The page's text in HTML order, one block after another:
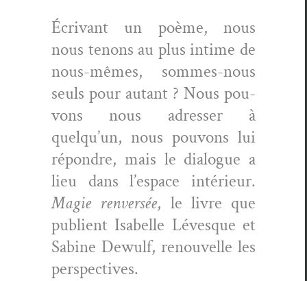
Écrivant un poème, nous
nous tenons au plus intime de
nous-mêmes, sommes-nous
seuls pour autant ? Nous pou­
vons nous adress­er à
quelqu’un, nous pou­vons lui
répon­dre, mais le dia­logue a
lieu dans l’espace intérieur.
Magie ren­ver­sée, le livre que
pub­lient Isabelle Lévesque et
Sabine Dewulf, renou­velle les
perspectives.